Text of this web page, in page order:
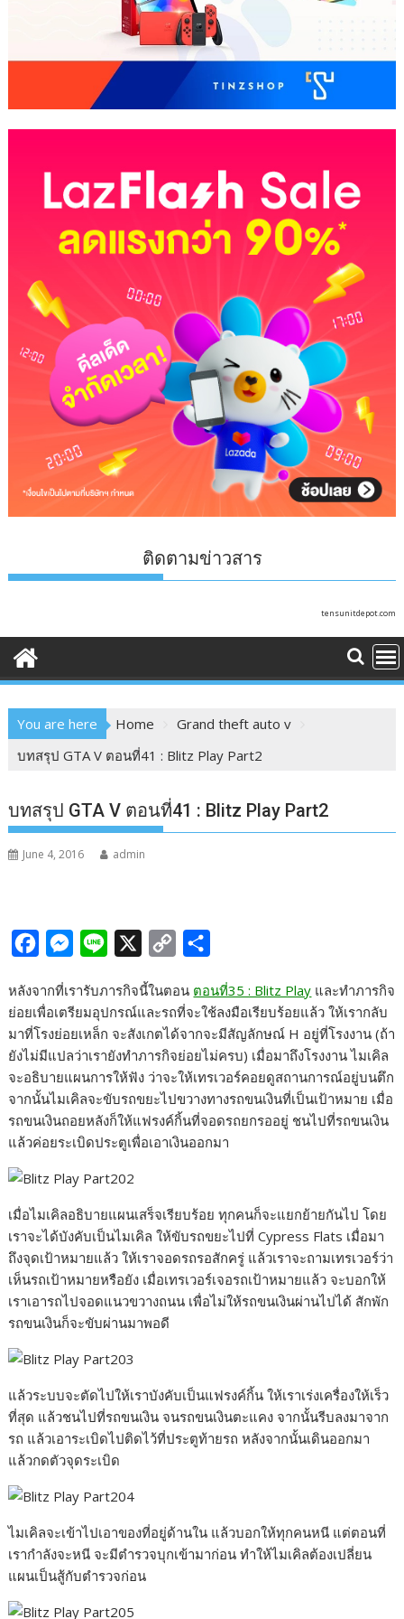
ติดตามข่าวสาร
tensunitdepot.com
You are here Home
Grand theft auto v
บทสรุป GTA V ตอนที่41 : Blitz Play Part2
บทสรุป GTA V ตอนที่41 : Blitz Play Part2
June 4, 2016 admin
c
e
b
o
o
k
M
s
e
n
g
e
n
p
y
L
i
n
k
a
e
หลังจากที่เรารับภารกิจนี้ในตอน ตอนที่35 : Blitz Play และทำภารกิจ
ย่อยเพื่อเตรียมอุปกรณ์และรถที่จะใช้ลงมือเรียบร้อยแล้ว ให้เรากลับ
มาที่โรงย่อยเหล็ก จะสังเกตได้จากจะมีสัญลักษณ์ H อยู่ที่โรงงาน (ถ้า
ยังไม่มีแปลว่าเรายังทำภารกิจย่อยไม่ครบ) เมื่อมาถึงโรงงาน ไมเคิล
จะอธิบายแผนการให้ฟัง ว่าจะให้เทรเวอร์คอยดูสถานการณ์อยู่บนตึก
จากนั้นไมเคิลจะขับรถขยะไปขวางทางรถขนเงินที่เป็นเป้าหมาย เมื่อ
รถขนเงินถอยหลังก็ให้แฟรงค์กิ้นที่จอดรถยกรออยู่ ชนไปที่รถขนเงิน
แล้วค่อยระเบิดประตูเพื่อเอาเงินออกมา
เมื่อไมเคิลอธิบายแผนเสร็จเรียบร้อย ทุกคนก็จะแยกย้ายกันไป โดย
เราจะได้บังคับเป็นไมเคิล ให้ขับรถขยะไปที่ Cypress Flats เมื่อมา
ถึงจุดเป้าหมายแล้ว ให้เราจอดรถรอสักครู่ แล้วเราจะถามเทรเวอร์ว่า
เห็นรถเป้าหมายหรือยัง เมื่อเทรเวอร์เจอรถเป้าหมายแล้ว จะบอกให้
เราเอารถไปจอดแนวขวางถนน เพื่อไม่ให้รถขนเงินผ่านไปได้ สักพัก
รถขนเงินก็จะขับผ่านมาพอดี
แล้วระบบจะตัดไปให้เราบังคับเป็นแฟรงค์กิ้น ให้เราเร่งเครื่องให้เร็ว
ที่สุด แล้วชนไปที่รถขนเงิน จนรถขนเงินตะแคง จากนั้นรีบลงมาจาก
รถ แล้วเอาระเบิดไปติดไว้ที่ประตูท้ายรถ หลังจากนั้นเดินออกมา
แล้วกดตัวจุดระเบิด
ไมเคิลจะเข้าไปเอาของที่อยู่ด้านใน แล้วบอกให้ทุกคนหนี แต่ตอนที่
เรากำลังจะหนี จะมีตำรวจบุกเข้ามาก่อน ทำให้ไมเคิลต้องเปลี่ยน
แผนเป็นสู้กับตำรวจก่อน